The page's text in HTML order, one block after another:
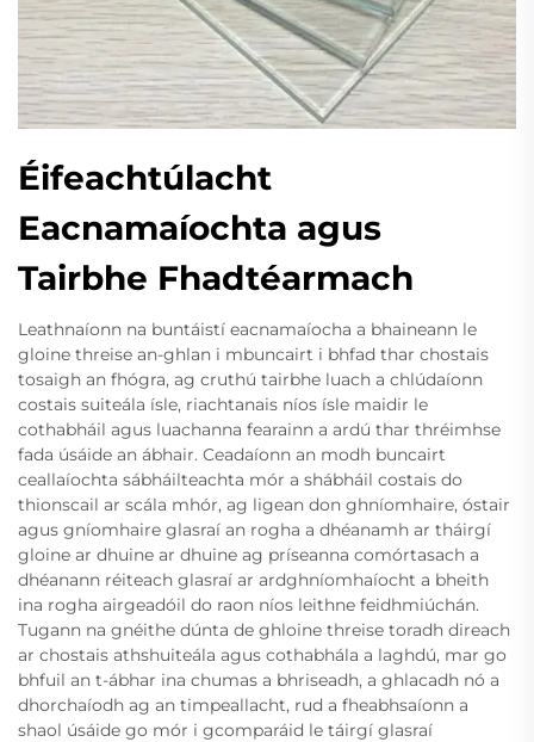
Éifeachtúlacht
Eacnamaíochta agus
Tairbhe Fhadtéarmach
Leathnaíonn na buntáistí eacnamaíocha a bhaineann le
gloine threise an-ghlan i mbuncairt i bhfad thar chostais
tosaigh an fhógra, ag cruthú tairbhe luach a chlúdaíonn
costais suiteála ísle, riachtanais níos ísle maidir le
cothabháil agus luachanna fearainn a ardú thar thréimhse
fada úsáide an ábhair. Ceadaíonn an modh buncairt
ceallaíochta sábháilteachta mór a shábháil costais do
thionscail ar scála mhór, ag ligean don ghníomhaire, óstair
agus gníomhaire glasraí an rogha a dhéanamh ar tháirgí
gloine ar dhuine ar dhuine ag príseanna comórtasach a
dhéanann réiteach glasraí ar ardghníomhaíocht a bheith
ina rogha airgeadóil do raon níos leithne feidhmiúchán.
Tugann na gnéithe dúnta de ghloine threise toradh direach
ar chostais athshuiteála agus cothabhála a laghdú, mar go
bhfuil an t-ábhar ina chumas a bhriseadh, a ghlacadh nó a
dhorchaíodh ag an timpeallacht, rud a fheabhsaíonn a
shaol úsáide go mór i gcomparáid le táirgí glasraí